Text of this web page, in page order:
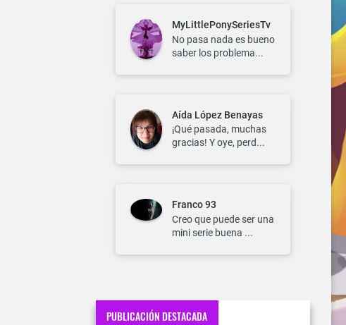
MyLittlePonySeriesTv
No pasa nada es bueno
saber los problema...
Aída López Benayas
¡Qué pasada, muchas
gracias! Y oye, perd...
Franco 93
Creo que puede ser una
mini serie buena ...
PUBLICACIÓN DESTACADA